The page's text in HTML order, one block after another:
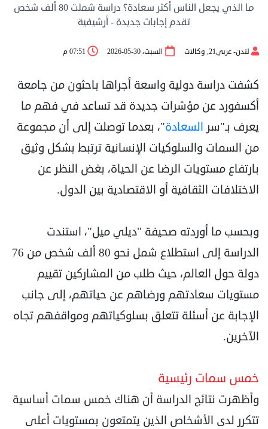
ما الذي يجعل الناس أكثر سعادة؟ دراسة شملت 80 ألف شخص
تقدم إجابات جديدة - أرشيفية
لندن- عربي21, وكالات السبت، 30-05-2026 07:51 م
كشفت دراسة دولية واسعة أجراها باحثون من جامعة
أكسفورد عن مؤشرات جديدة قد تساعد في فهم ما
يعرف بـ"سر السعادة"، بعدما توصلت إلى أن مجموعة
من السمات والسلوكيات الإنسانية ترتبط بشكل وثيق
بارتفاع مستويات الرضا عن الحياة، بغض النظر عن
الاختلافات الثقافية أو الاقتصادية بين الدول.
وبحسب ما أوردته صحيفة "ديلي ميل"، استندت
الدراسة إلى استطلاع شمل نحو 80 ألف شخص من 76
دولة حول العالم، حيث طلب من المشاركين تقييم
مستويات سعادتهم ورضاهم عن حياتهم، إلى جانب
الإجابة عن أسئلة تتعلق بسلوكياتهم ومواقفهم تجاه
الآخرين.
خمس سمات رئيسية
وأظهرت نتائج الدراسة أن هناك خمس سمات أساسية
تتكرر لدى الأشخاص الذين يتمتعون بمستويات أعلى